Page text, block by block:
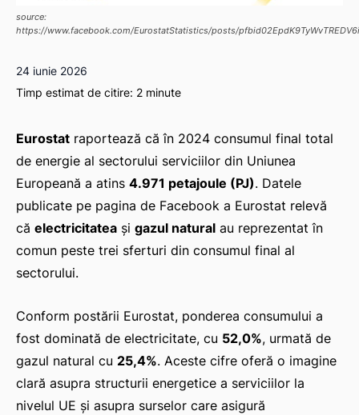
source:
https://www.facebook.com/EurostatStatistics/posts/
24 iunie 2026
Timp estimat de citire: 2 minute
Eurostat raportează că în 2024 consumul final total
de energie al sectorului serviciilor din Uniunea
Europeană a atins 4.971 petajoule (PJ). Datele
publicate pe pagina de Facebook a Eurostat relevă
că electricitatea și gazul natural au reprezentat în
comun peste trei sferturi din consumul final al
sectorului.
Conform postării Eurostat, ponderea consumului a
fost dominată de electricitate, cu 52,0%, urmată de
gazul natural cu 25,4%. Aceste cifre oferă o imagine
clară asupra structurii energetice a serviciilor la
nivelul UE și asupra surselor care asigură